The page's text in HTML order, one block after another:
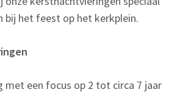
bij het feest op het kerkplein.
met een focus op 2 tot circa 7 jaar